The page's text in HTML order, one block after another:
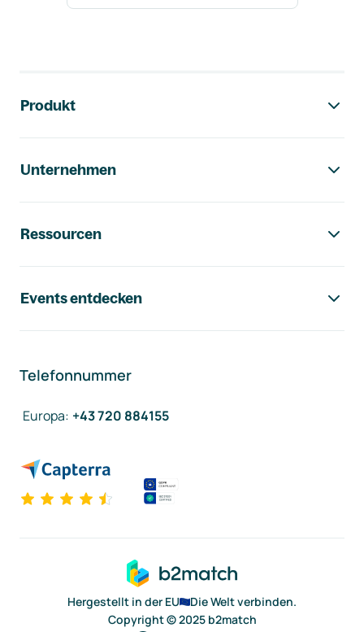
Produkt
Unternehmen
Ressourcen
Events entdecken
Telefonnummer
Europa: +43 720 884155
Hergestellt in der EU
Die Welt verbinden.
Copyright © 2025 b2match